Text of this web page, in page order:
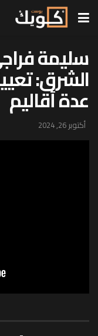
سليمة
الشرق:
عدة أقاليم
أكتوبر 26, 2024